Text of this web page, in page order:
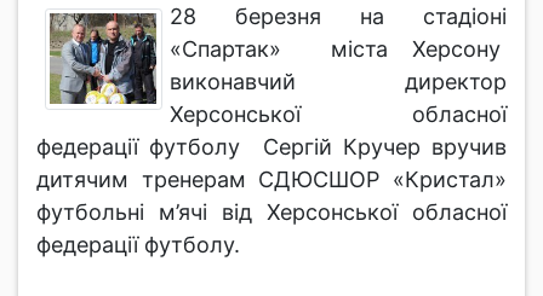
28 березня на стадіоні
«Спартак» міста Херсону
виконавчий директор
Херсонської обласної
федерації футболу Сергій Кручер вручив
дитячим тренерам СДЮСШОР «Кристал»
футбольні м’ячі від Херсонської обласної
федерації футболу.